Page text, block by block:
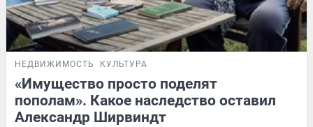
НЕДВИЖИМОСТЬ КУЛЬТУРА
«Имущество просто поделят
пополам». Какое наследство оставил
Александр Ширвиндт